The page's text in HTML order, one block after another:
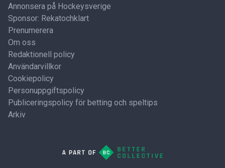
Annonsera på Hockeysverige
Sponsor: Rekatochklart
Prenumerera
Om oss
Redaktionell policy
Användarvillkor
Cookiepolicy
Personuppgiftspolicy
Publiceringspolicy för betting och speltips
Arkiv